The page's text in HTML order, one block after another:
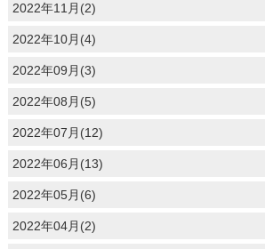
2022年11月(2)
2022年10月(4)
2022年09月(3)
2022年08月(5)
2022年07月(12)
2022年06月(13)
2022年05月(6)
2022年04月(2)